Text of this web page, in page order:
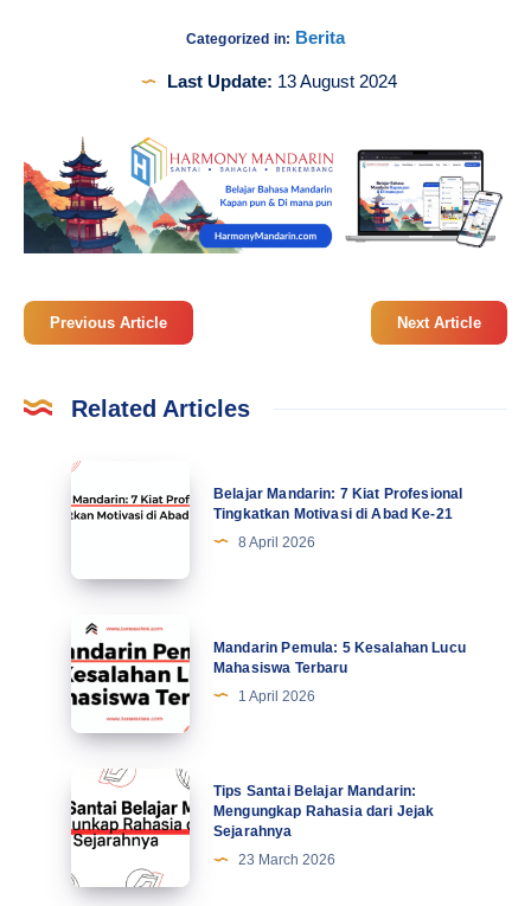
Categorized in: Berita
Last Update: 13 August 2024
Previous Article Next Article
Related Articles
Belajar
Mandarin:
Profesional
Tingkatkan
Motivasi
di
Abad
Ke-
Belajar Mandarin: 7 Kiat Profesional
Tingkatkan Motivasi di Abad Ke-21
8 April 2026
Mandarin
Pemula:
5
Kesalahan
Lucu
Mahasiswa
Terbaru
Mandarin Pemula: 5 Kesalahan Lucu
Mahasiswa Terbaru
1 April 2026
Tips
Santai
Belajar
Mandarin:
Mengungkap
Tips Santai Belajar Mandarin:
Mengungkap Rahasia dari Jejak
Sejarahnya
23 March 2026